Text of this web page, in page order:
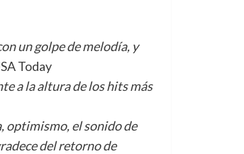
un golpe de melodía, y
Today
a la altura de los hits más
optimismo, el sonido de
del retorno de